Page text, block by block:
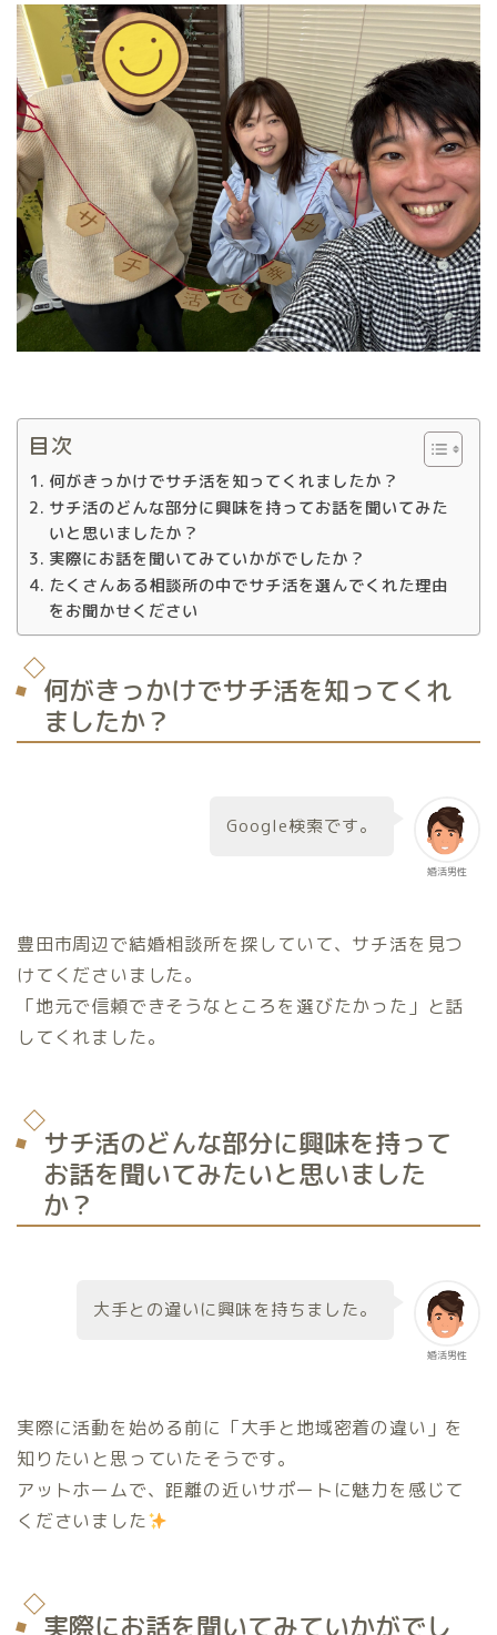
目次
何がきっかけでサチ活を知ってくれましたか？
サチ活のどんな部分に興味を持ってお話を聞いてみた
いと思いましたか？
実際にお話を聞いてみていかがでしたか？
たくさんある相談所の中でサチ活を選んでくれた理由
をお聞かせください
何がきっかけでサチ活を知ってくれ
ましたか？
婚活男性
Google検索です。
豊田市周辺で結婚相談所を探していて、サチ活を見つ
けてくださいました。
「地元で信頼できそうなところを選びたかった」と話
してくれました。
サチ活のどんな部分に興味を持って
お話を聞いてみたいと思いました
か？
婚活男性
大手との違いに興味を持ちました。
実際に活動を始める前に「大手と地域密着の違い」を
知りたいと思っていたそうです。
アットホームで、距離の近いサポートに魅力を感じて
くださいました
実際にお話を聞いてみていかがでし